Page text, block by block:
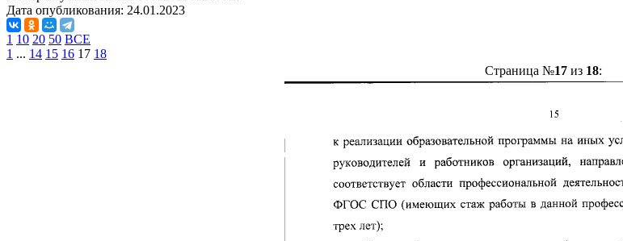
Дата опубликования: 24.01.2023
1 10 20 50 ВСЕ
1 ... 14 15 16 17 18
Страница №17из 18: